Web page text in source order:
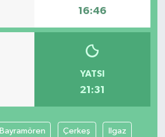
16:46
YATSI
21:31
Bayramören Çerkeş Ilgaz